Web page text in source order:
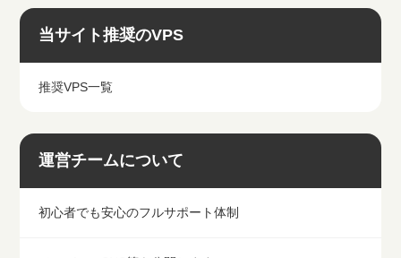
当サイト推奨のVPS
推奨VPS一覧
運営チームについて
初心者でも安心のフルサポート体制